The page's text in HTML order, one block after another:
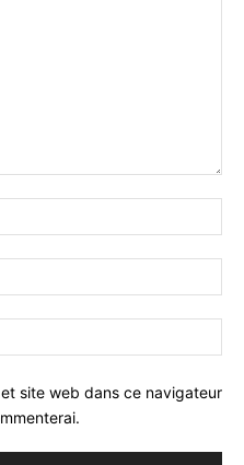
:*
:*
:
site web dans ce navigateur